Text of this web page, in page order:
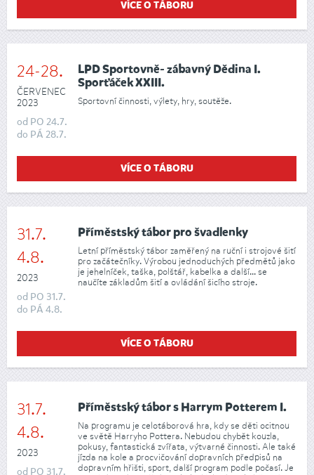
VÍCE O TÁBORU
24-28.
ČERVENEC
2023
od PO 24.7.
do PÁ 28.7.
LPD Sportovně- zábavný Dědina I.
Sporťáček XXIII.
Sportovní činnosti, výlety, hry, soutěže.
VÍCE O TÁBORU
31.7.
4.8.
2023
od PO 31.7.
do PÁ 4.8.
Příměstský tábor pro švadlenky
Letní příměstský tábor zaměřený na ruční i strojové šití
pro začátečníky. Výrobou jednoduchých předmětů jako
je jehelníček, taška, polštář, kabelka a další... se
naučíte základům šití a ovládání šicího stroje.
VÍCE O TÁBORU
31.7.
4.8.
2023
od PO 31.7.
Příměstský tábor s Harrym Potterem I.
Na programu je celotáborová hra, kdy se děti ocitnou
ve světě Harryho Pottera. Nebudou chybět kouzla,
pokusy, fantastická zvířata, výtvarné činnosti. Ale také
jízda na kole a procvičování dopravních předpisů na
dopravním hřišti, sport, další program podle počasí. Je